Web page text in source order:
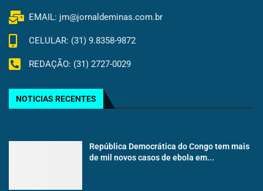
EMAIL: jm@jornaldeminas.com.br
CELULAR: (31) 9.8358-9872
REDAÇÃO: (31) 2727-0029
NOTICIAS RECENTES
República Democrática do Congo tem mais
de mil novos casos de ebola em...